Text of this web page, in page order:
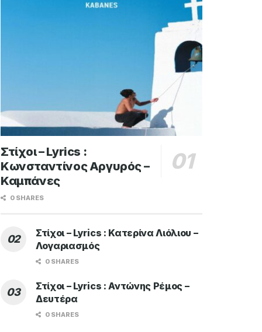
Στίχοι – Lyrics :
Κωνσταντίνος Αργυρός –
Καμπάνες
0 SHARES
Στίχοι – Lyrics : Κατερίνα Λιόλιου –
Λογαριασμός
0 SHARES
Στίχοι – Lyrics : Αντώνης Ρέμος –
Δευτέρα
0 SHARES